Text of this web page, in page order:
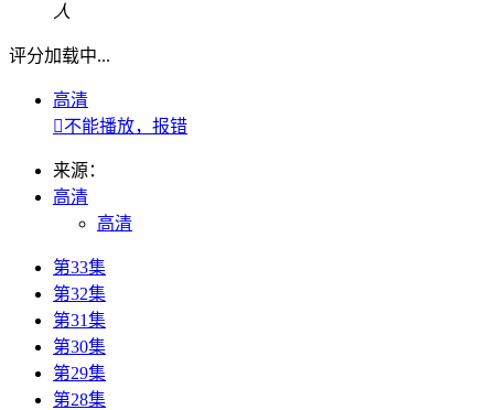
人
评分加载中...
高清
不能播放，报错
来源：
高清
高清
第33集
第32集
第31集
第30集
第29集
第28集